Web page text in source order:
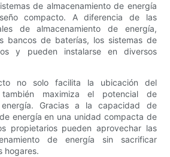
de almacenamiento de energía
compacto. A diferencia de las
de almacenamiento de energía,
bancos de baterías, los sistemas de
y pueden instalarse en diversos
no solo facilita la ubicación del
maximiza el potencial de
energía. Gracias a la capacidad de
energía en una unidad compacta de
propietarios pueden aprovechar las
de energía sin sacrificar
hogares.